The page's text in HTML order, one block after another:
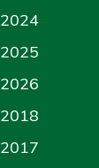
2024
2025
2026
2018
2017